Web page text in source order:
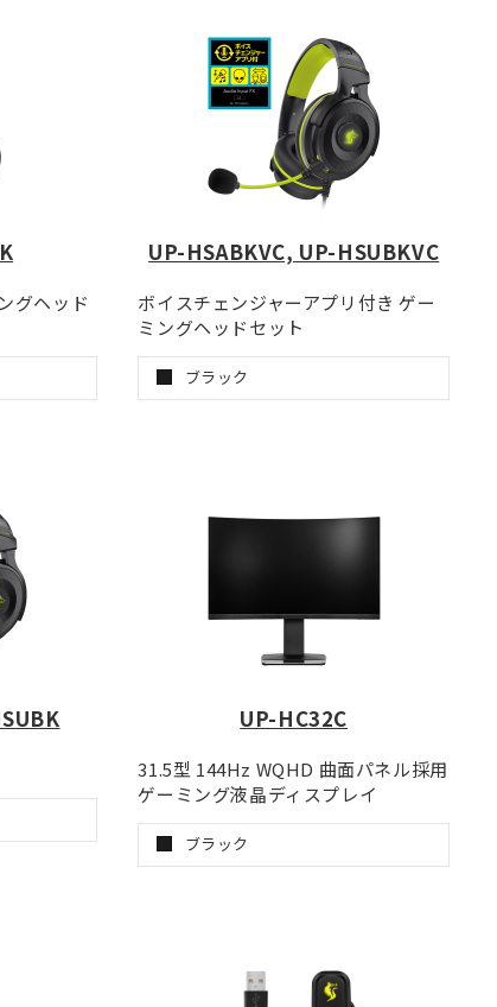
グヘッド
UP-HSABKVC, UP-HSUBKVC
ボイスチェンジャーアプリ付き ゲー
ミングヘッドセット
ブラック
UP-HC32C
31.5型 144Hz WQHD 曲面パネル採用
ゲーミング液晶ディスプレイ
ブラック